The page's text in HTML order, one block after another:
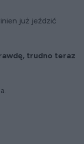
już jeździć
trudno teraz